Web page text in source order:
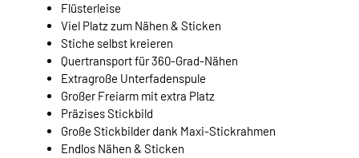
Flüsterleise
Viel Platz zum Nähen & Sticken
Stiche selbst kreieren
Quertransport für 360-Grad-Nähen
Extragroße Unterfadenspule
Großer Freiarm mit extra Platz
Präzises Stickbild
Große Stickbilder dank Maxi-Stickrahmen
Endlos Nähen & Sticken